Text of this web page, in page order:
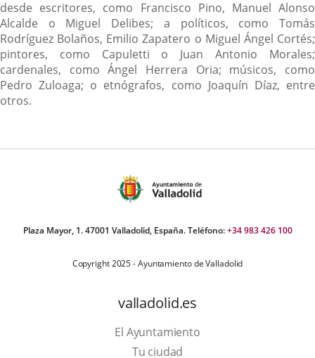
desde escritores, como Francisco Pino, Manuel Alonso
Alcalde o Miguel Delibes; a políticos, como Tomás
Rodríguez Bolaños, Emilio Zapatero o Miguel Ángel Cortés;
pintores, como Capuletti o Juan Antonio Morales;
cardenales, como Ángel Herrera Oria; músicos, como
Pedro Zuloaga; o etnógrafos, como Joaquín Díaz, entre
otros.
Plaza Mayor, 1. 47001 Valladolid, España. Teléfono:+34 983 426 100
Copyright 2025 - Ayuntamiento de Valladolid
valladolid.es
El Ayuntamiento
Tu ciudad